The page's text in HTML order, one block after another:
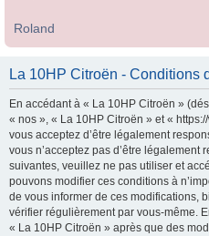
Roland
La 10HP Citroën - Conditions
En accédant à « La 10HP Citroën »
« nos », « La 10HP Citroën » et «
vous acceptez d’être légalement
vous n’acceptez pas d’être
suivantes, veuillez ne pas utiliser et
pouvons modifier ces conditions à
de vous informer de ces modifications,
vérifier régulièrement par vous-même.
« La 10HP Citroën » après que des